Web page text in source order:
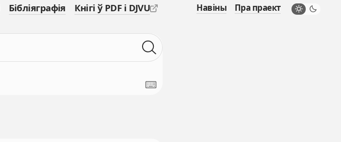
Бібліяграфія Кнігі ў PDF і DJVU Навіны Пра праект